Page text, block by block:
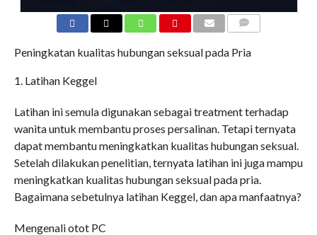
Peningkatan kualitas hubungan seksual pada Pria
1. Latihan Keggel
Latihan ini semula digunakan sebagai treatment terhadap
wanita untuk membantu proses persalinan. Tetapi ternyata
dapat membantu meningkatkan kualitas hubungan seksual.
Setelah dilakukan penelitian, ternyata latihan ini juga mampu
meningkatkan kualitas hubungan seksual pada pria.
Bagaimana sebetulnya latihan Keggel, dan apa manfaatnya?
Mengenali otot PC